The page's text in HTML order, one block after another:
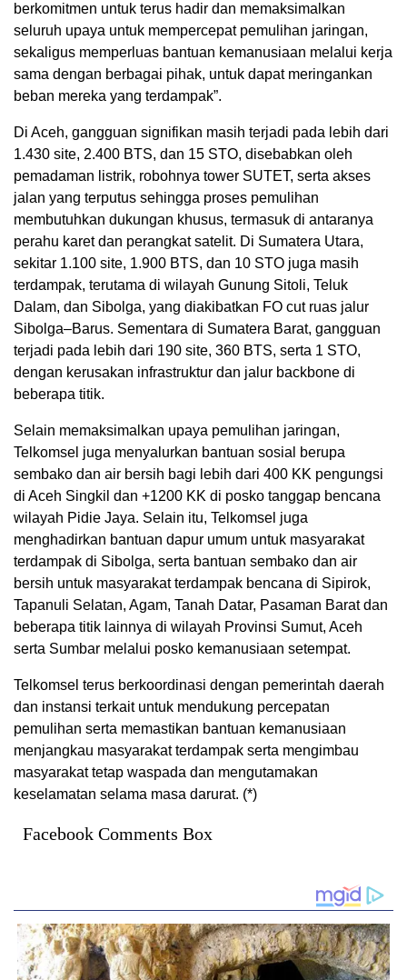
berkomitmen untuk terus hadir dan memaksimalkan
seluruh upaya untuk mempercepat pemulihan jaringan,
sekaligus memperluas bantuan kemanusiaan melalui kerja
sama dengan berbagai pihak, untuk dapat meringankan
beban mereka yang terdampak”.
Di Aceh, gangguan signifikan masih terjadi pada lebih dari
1.430 site, 2.400 BTS, dan 15 STO, disebabkan oleh
pemadaman listrik, robohnya tower SUTET, serta akses
jalan yang terputus sehingga proses pemulihan
membutuhkan dukungan khusus, termasuk di antaranya
perahu karet dan perangkat satelit. Di Sumatera Utara,
sekitar 1.100 site, 1.900 BTS, dan 10 STO juga masih
terdampak, terutama di wilayah Gunung Sitoli, Teluk
Dalam, dan Sibolga, yang diakibatkan FO cut ruas jalur
Sibolga–Barus. Sementara di Sumatera Barat, gangguan
terjadi pada lebih dari 190 site, 360 BTS, serta 1 STO,
dengan kerusakan infrastruktur dan jalur backbone di
beberapa titik.
Selain memaksimalkan upaya pemulihan jaringan,
Telkomsel juga menyalurkan bantuan sosial berupa
sembako dan air bersih bagi lebih dari 400 KK pengungsi
di Aceh Singkil dan +1200 KK di posko tanggap bencana
wilayah Pidie Jaya. Selain itu, Telkomsel juga
menghadirkan bantuan dapur umum untuk masyarakat
terdampak di Sibolga, serta bantuan sembako dan air
bersih untuk masyarakat terdampak bencana di Sipirok,
Tapanuli Selatan, Agam, Tanah Datar, Pasaman Barat dan
beberapa titik lainnya di wilayah Provinsi Sumut, Aceh
serta Sumbar melalui posko kemanusiaan setempat.
Telkomsel terus berkoordinasi dengan pemerintah daerah
dan instansi terkait untuk mendukung percepatan
pemulihan serta memastikan bantuan kemanusiaan
menjangkau masyarakat terdampak serta mengimbau
masyarakat tetap waspada dan mengutamakan
keselamatan selama masa darurat. (*)
Facebook Comments Box